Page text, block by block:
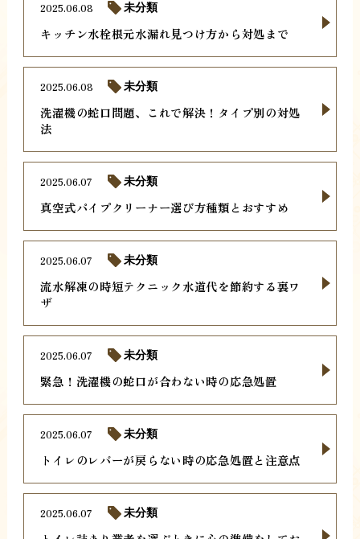
キッチン水栓根元水漏れ見つけ方から対処まで
2025.06.08 未分類
洗濯機の蛇口問題、これで解決！タイプ別の対処
法
2025.06.08 未分類
真空式パイプクリーナー選び方種類とおすすめ
2025.06.07 未分類
流水解凍の時短テクニック水道代を節約する裏ワ
ザ
2025.06.07 未分類
緊急！洗濯機の蛇口が合わない時の応急処置
2025.06.07 未分類
トイレのレバーが戻らない時の応急処置と注意点
2025.06.07 未分類
2025.06.07 未分類